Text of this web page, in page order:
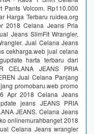
Pants Volcom. Rp110.000
Harga Terbaru ruidea.org
2018 Celana Jeans Pria
Jeans SlimFit Wrangler,
Jual Celana Jeans
cekharga.web jual celana
harta terbaru dari
CELANA JEANS PRIA
Jual Celana Panjang
promobaru.web promo
Apr 2018 Celana Jeans
jeans JEANS PRIA
JEANS. Celana Jeans
onlinemurahbanget 2018
Celana Jeans wrangler